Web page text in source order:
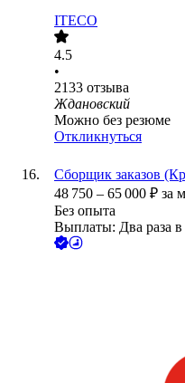
ITECO
4.5
•
2133 отзыва
Ждановский
Можно без резюме
Откликнуться
Сборщик заказов
48 750 – 65 000 ₽ за
Без опыта
Выплаты: Два раза в